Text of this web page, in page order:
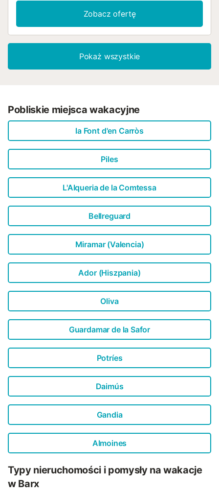
Zobacz ofertę
Pokaż wszystkie
Pobliskie miejsca wakacyjne
la Font d'en Carròs
Piles
L'Alqueria de la Comtessa
Bellreguard
Miramar (Valencia)
Ador (Hiszpania)
Oliva
Guardamar de la Safor
Potríes
Daimús
Gandia
Almoines
Typy nieruchomości i pomysły na wakacje
w Barx